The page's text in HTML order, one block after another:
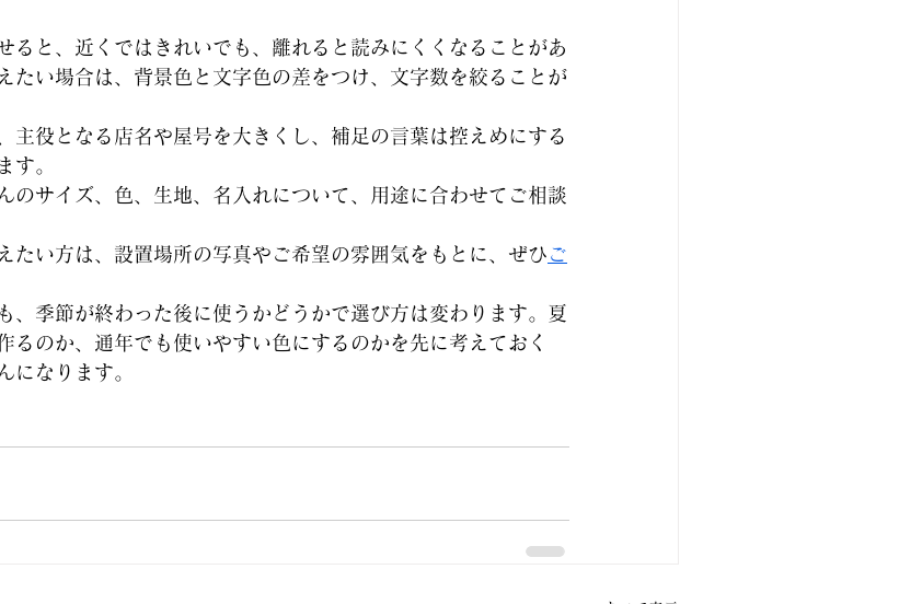
ると、近くではきれいでも、離れると読みにくくなることがあ
たい場合は、背景色と文字色の差をつけ、文字数を絞ることが
主役となる店名や屋号を大きくし、補足の言葉は控えめにする
す。
のサイズ、色、生地、名入れについて、用途に合わせてご相談
たい方は、設置場所の写真やご希望の雰囲気をもとに、ぜひ ご
、季節が終わった後に使うかどうかで選び方は変わります。夏
るのか、通年でも使いやすい色にするのかを先に考えておく
になります。